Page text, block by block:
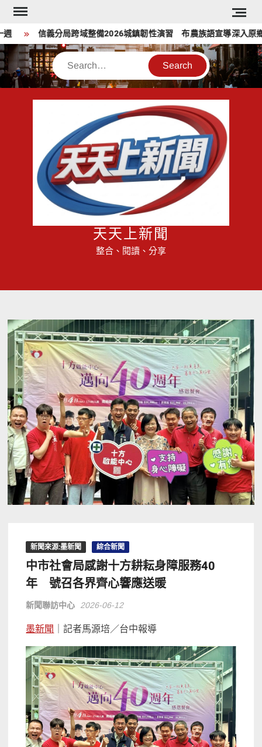
Skip
content信義分局跨域整備2026城鎮韌性演習 布農族語宣導深入原鄉部
Search
天天上新聞
整合、閱讀、分享
新聞來源:墨新聞 綜合新聞
中市社會局感謝十方耕耘身障服務40
年 號召各界齊心響應送暖
新聞聯訪中心 2026-06-12
墨新聞 ｜記者馬源培／台中報導